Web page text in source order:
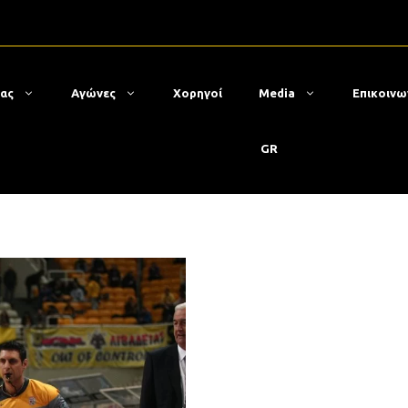
Αγώνες Χορηγοί Media
GR